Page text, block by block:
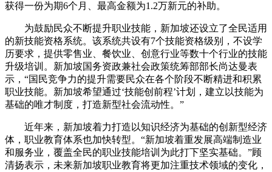
获得一份为期6个月、最高金额为1.2万新元的补助。
为鼓励民众不断提升职业技能，新加坡还设立了全民适用
的新技能资格系统。该系统共设有7个技能资格级别，不设学
历要求，提供零售业、餐饮业、创意行业等数十个行业的技能
升级培训。新加坡国务资政兼社会政策统筹部部长尚达曼表
示，“国民竞争力的提升需要民众在各个阶段不断精进和积累
职业技能。新加坡希望通过‘技能创前程’计划，建立以技能为
基础的唯才制度，打造新型社会流动性。”
近年来，新加坡着力打造以知识经济为基础的创新型经济
体，职业教育体系也加快转型。“新加坡着重发展高端制造业
和服务业，覆盖全民的职业技能培训为此打下坚实基础。”顾
清扬表示，未来新加坡职业教育将更加注重技术领域的变化，